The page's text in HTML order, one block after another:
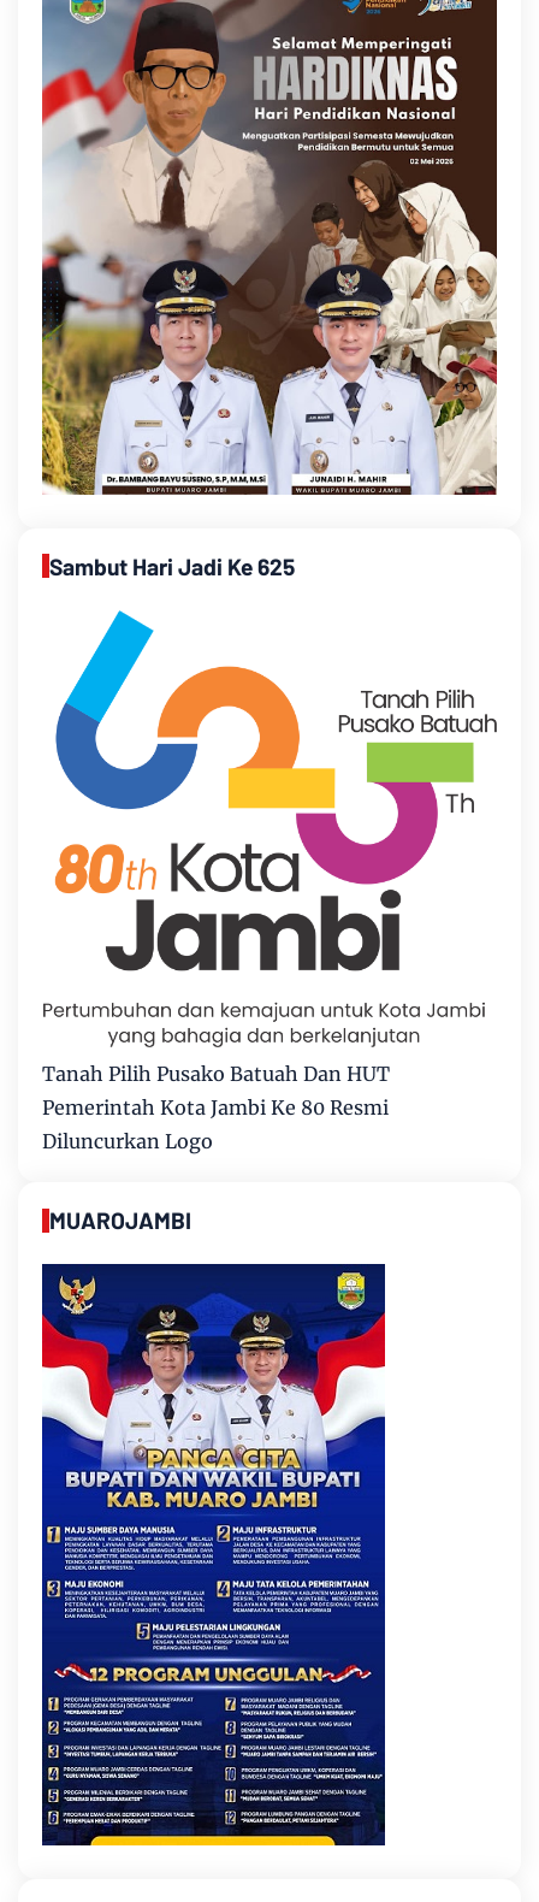
Sambut Hari Jadi Ke 625
Tanah Pilih Pusako Batuah Dan HUT
Pemerintah Kota Jambi Ke 80 Resmi
Diluncurkan Logo
MUAROJAMBI